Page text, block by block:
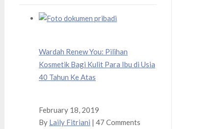
Wardah Renew You: Pilihan
Kosmetik Bagi Kulit Para Ibu di Usia
40 Tahun Ke Atas
February 18, 2019
By Laily Fitriani | 47 Comments